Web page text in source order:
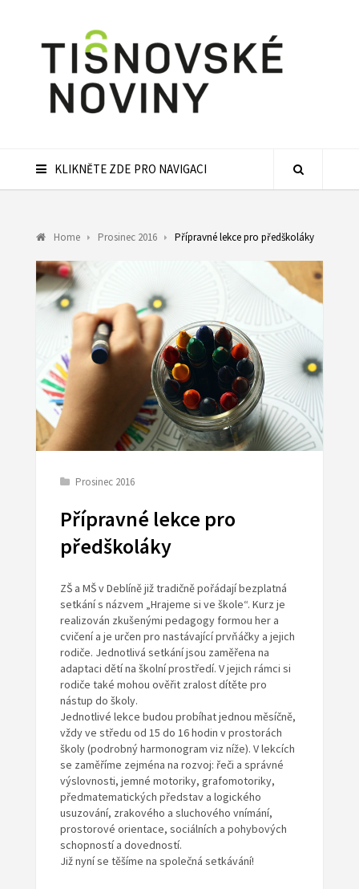
KLIKNĚTE ZDE PRO NAVIGACI
Home Prosinec 2016 Přípravné lekce pro předškoláky
Prosinec 2016
Přípravné lekce pro
předškoláky
ZŠ a MŠ v Deblíně již tradičně pořádají bezplatná
setkání s názvem „Hrajeme si ve škole“. Kurz je
realizován zkušenými pedagogy formou her a
cvičení a je určen pro nastávající prvňáčky a jejich
rodiče. Jednotlivá setkání jsou zaměřena na
adaptaci dětí na školní prostředí. V jejich rámci si
rodiče také mohou ověřit zralost dítěte pro
nástup do školy.
Jednotlivé lekce budou probíhat jednou měsíčně,
vždy ve středu od 15 do 16 hodin v prostorách
školy (podrobný harmonogram viz níže). V lekcích
se zaměříme zejména na rozvoj: řeči a správné
výslovnosti, jemné motoriky, grafomotoriky,
předmatematických představ a logického
usuzování, zrakového a sluchového vnímání,
prostorové orientace, sociálních a pohybových
schopností a dovedností.
Již nyní se těšíme na společná setkávání!